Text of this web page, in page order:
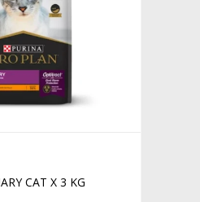
CAT X 3 KG